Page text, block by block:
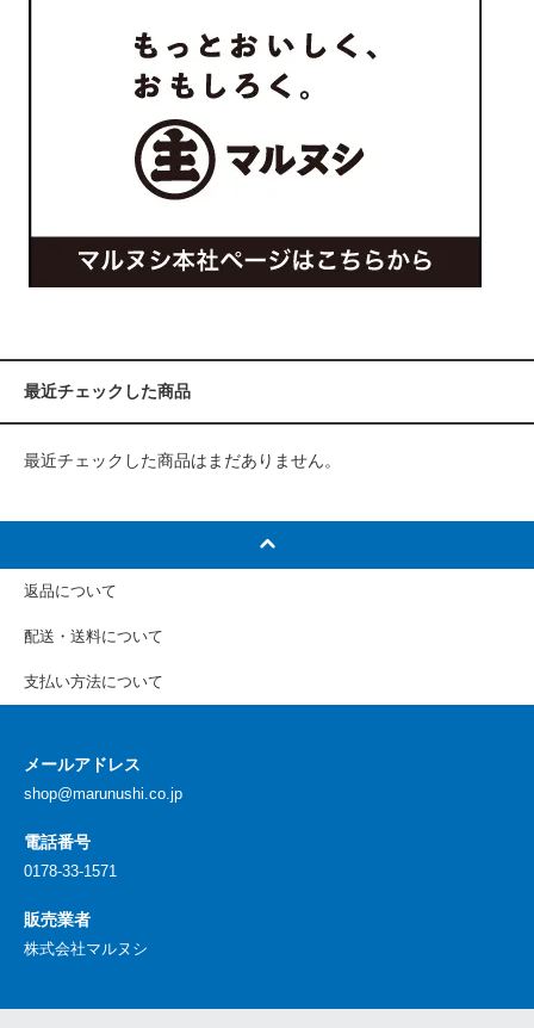
最近チェックした商品
最近チェックした商品はまだありません。
返品について
配送・送料について
支払い方法について
メールアドレス
shop@marunushi.co.jp
電話番号
0178-33-1571
販売業者
株式会社マルヌシ